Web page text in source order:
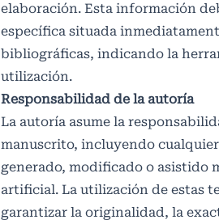
elaboración. Esta información
específica situada
bibliográficas, indicando la
utilización.
Responsabilidad de la autoría
La autoría asume la
manuscrito, incluyendo
generado, modificado o asistido
artificial. La utilización de estas
garantizar la originalidad, la